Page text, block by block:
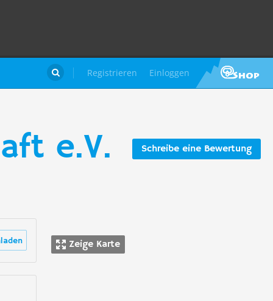
Registrieren Einloggen

Schreibe eine Bewertung
e.V.
Zeige Karte